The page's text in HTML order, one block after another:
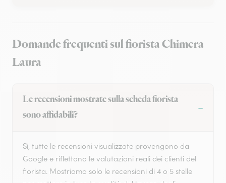
Domande frequenti sul fiorista Chimera
Laura
Le recensioni mostrate sulla scheda fiorista
sono affidabili?
Sì, tutte le recensioni visualizzate provengono da
Google e riflettono le valutazioni reali dei clienti del
fiorista. Mostriamo solo le recensioni di 4 o 5 stelle